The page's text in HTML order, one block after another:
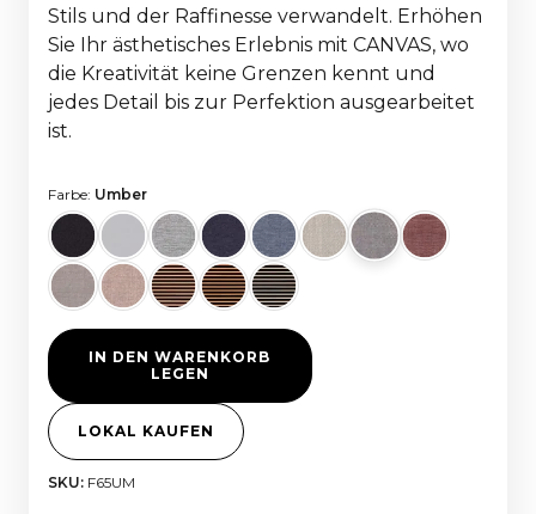
Stils und der Raffinesse verwandelt. Erhöhen
Sie Ihr ästhetisches Erlebnis mit CANVAS, wo
die Kreativität keine Grenzen kennt und
jedes Detail bis zur Perfektion ausgearbeitet
ist.
Farbe: Umber
IN DEN WARENKORB
LEGEN
LOKAL KAUFEN
SKU: F65UM